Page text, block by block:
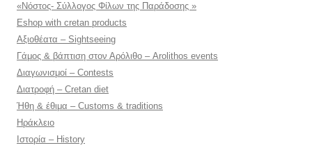
«Νόστος- Σύλλογος Φίλων της Παράδοσης »
Eshop with cretan products
Αξιοθέατα – Sightseeing
Γάμος & βάπτιση στον Αρόλιθο – Arolithos events
Διαγωνισμοί – Contests
Διατροφή – Cretan diet
Ήθη & έθιμα – Customs & traditions
Ηράκλειο
Ιστορία – History